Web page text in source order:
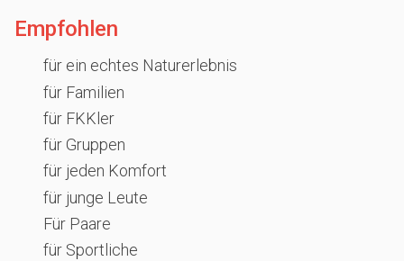
Empfohlen
für ein echtes Naturerlebnis
für Familien
für FKKler
für Gruppen
für jeden Komfort
für junge Leute
Für Paare
für Sportliche